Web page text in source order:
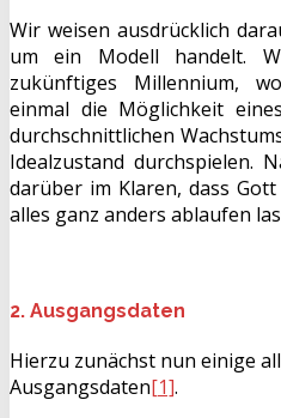
Wir weisen ausdrücklich
um ein Modell handelt.
zukünftiges Millennium,
einmal die Möglichkeit
durchschnittlichen
Idealzustand durchspielen.
darüber im Klaren, dass
alles ganz anders ablaufen
2. Ausgangsdaten
Hierzu zunächst nun einige
Ausgangsdaten[1].